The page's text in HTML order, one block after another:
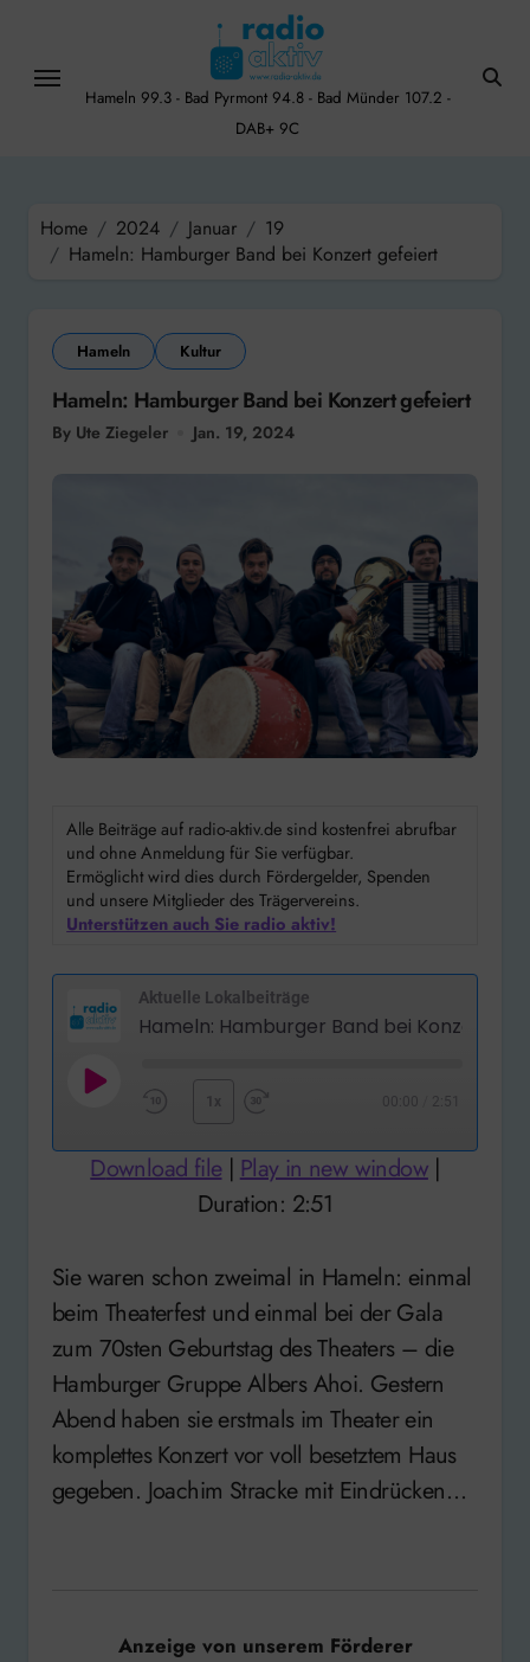
content
Hameln 99.3 - Bad Pyrmont 94.8 - Bad Münder 107.2 -
DAB+ 9C
Home 2024 Januar
19
Hameln: Hamburger Band bei Konzert gefeiert
Hameln Kultur
Hameln: Hamburger Band bei Konzert gefeiert
By Ute Ziegeler Jan. 19, 2024
Alle Beiträge auf radio-aktiv.de sind kostenfrei abrufbar
und ohne Anmeldung für Sie verfügbar.
Ermöglicht wird dies durch Fördergelder, Spenden
und unsere Mitglieder des Trägervereins.
Unterstützen auch Sie radio aktiv!
Aktuelle Lokalbeiträge
Play
10
Seconds
1x
Forward
2:51
Download file| Play in new window|
Duration: 2:51
Sie waren schon zweimal in Hameln: einmal
beim Theaterfest und einmal bei der Gala
zum 70sten Geburtstag des Theaters – die
Hamburger Gruppe Albers Ahoi. Gestern
Abend haben sie erstmals im Theater ein
komplettes Konzert vor voll besetztem Haus
gegeben. Joachim Stracke mit Eindrücken…
Anzeige von unserem Förderer